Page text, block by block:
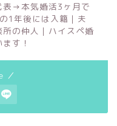
表→本気婚活3ヶ月で
1年後には入籍｜夫
の仲人｜ハイスペ婚
す！
／